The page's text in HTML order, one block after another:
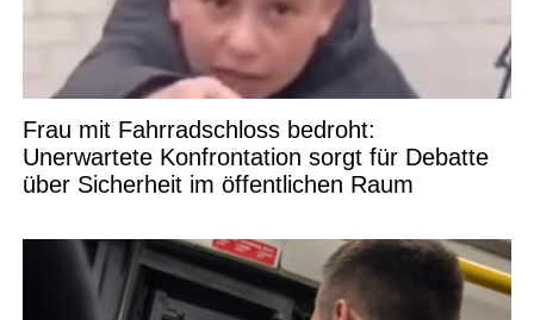
Frau mit Fahrradschloss bedroht:
Unerwartete Konfrontation sorgt für Debatte
über Sicherheit im öffentlichen Raum